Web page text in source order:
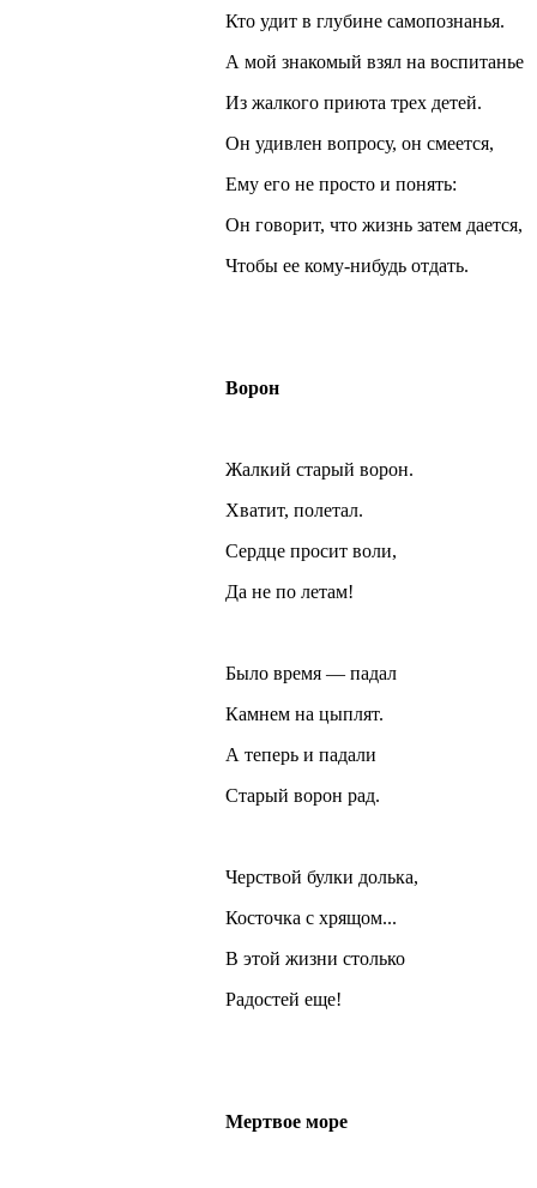
Кто удит в глубине самопознанья.
А мой знакомый взял на воспитанье
Из жалкого приюта трех детей.
Он удивлен вопросу, он смеется,
Ему его не просто и понять:
Он говорит, что жизнь затем дается,
Чтобы ее кому-нибудь отдать.
Ворон
Жалкий старый ворон.
Хватит, полетал.
Сердце просит воли,
Да не по летам!
Было время — падал
Камнем на цыплят.
А теперь и падали
Старый ворон рад.
Черствой булки долька,
Косточка с хрящом...
В этой жизни столько
Радостей еще!
Мертвое море